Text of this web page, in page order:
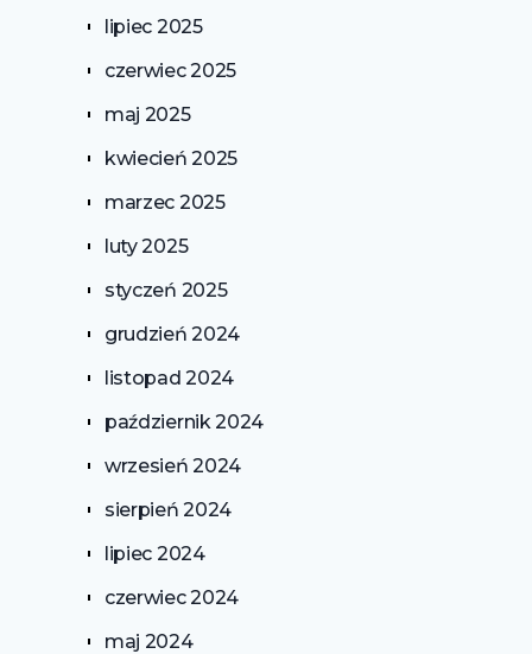
lipiec 2025
czerwiec 2025
maj 2025
kwiecień 2025
marzec 2025
luty 2025
styczeń 2025
grudzień 2024
listopad 2024
październik 2024
wrzesień 2024
sierpień 2024
lipiec 2024
czerwiec 2024
maj 2024